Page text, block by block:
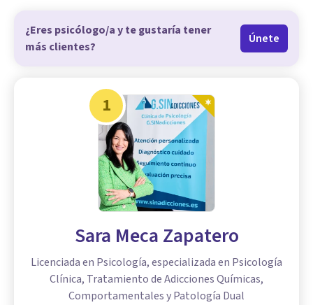
¿Eres psicólogo/a y te gustaría tener
más clientes?
Únete
1
Sara Meca Zapatero
Licenciada en Psicología, especializada en Psicología
Clínica, Tratamiento de Adicciones Químicas,
Comportamentales y Patología Dual